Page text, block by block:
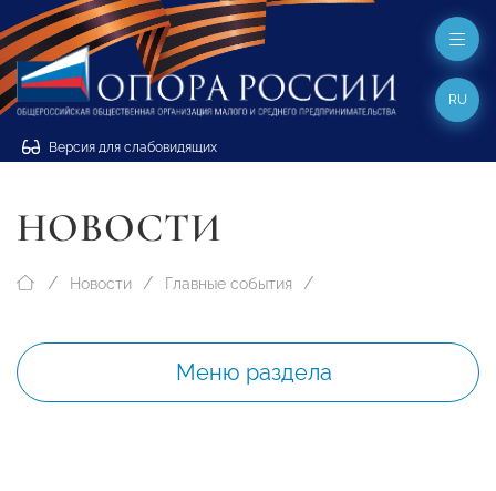
Версия для слабовидящих
RU
НОВОСТИ
Новости Главные события
Меню раздела